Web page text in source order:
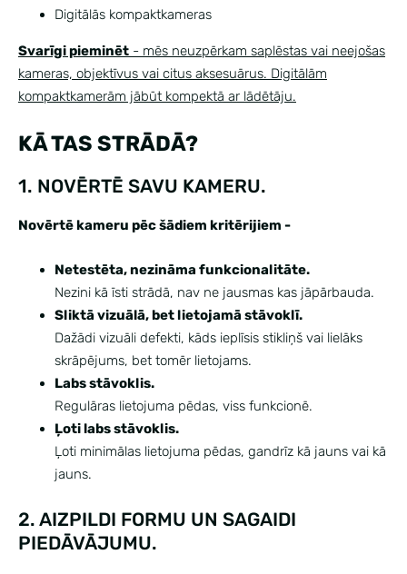
Digitālās kompaktkameras
Svarīgi pieminēt - mēs neuzpērkam saplēstas vai neejošas
kameras, objektīvus vai citus aksesuārus. Digitālām
kompaktkamerām jābūt kompektā ar lādētāju.
KĀ TAS STRĀDĀ?
1. NOVĒRTĒ SAVU KAMERU.
Novērtē kameru pēc šādiem kritērijiem -
Netestēta, nezināma funkcionalitāte.
Nezini kā īsti strādā, nav ne jausmas kas jāpārbauda.
Sliktā vizuālā, bet lietojamā stāvoklī.
Dažādi vizuāli defekti, kāds ieplīsis stikliņš vai lielāks
skrāpējums, bet tomēr lietojams.
Labs stāvoklis.
Regulāras lietojuma pēdas, viss funkcionē.
Ļoti labs stāvoklis.
Ļoti minimālas lietojuma pēdas, gandrīz kā jauns vai kā
jauns.
2. AIZPILDI FORMU UN SAGAIDI
PIEDĀVĀJUMU.